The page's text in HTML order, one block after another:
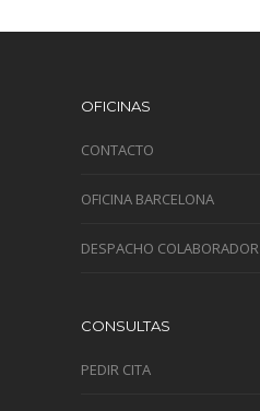
OFICINAS
CONTACTO
OFICINA BARCELONA
DESPACHO COLABORADOR
CONSULTAS
PEDIR CITA